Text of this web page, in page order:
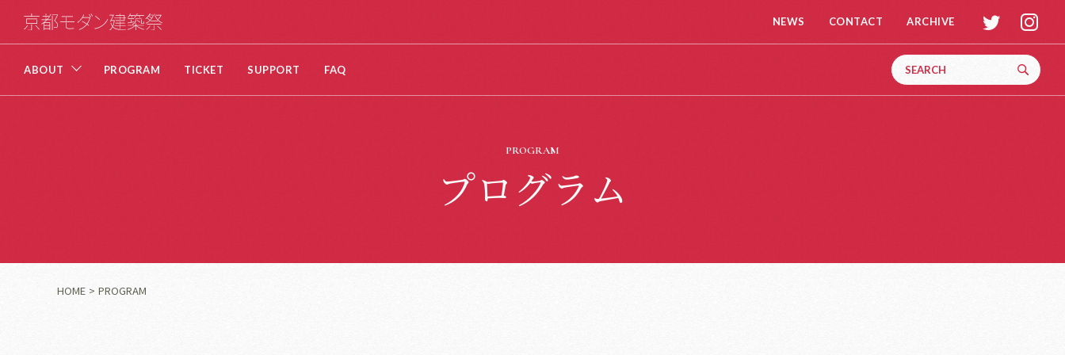
NEWS CONTACT ARCHIVE t i
ABOUT PROGRAM TICKET SUPPORT FAQ
PROGRAM
プログラム
HOME PROGRAM